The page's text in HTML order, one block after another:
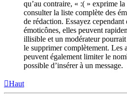
qu’au contraire, « :( » exprime
consulter la liste complète des
de rédaction. Essayez cependant
émoticônes, elles peuvent
illisible et un modérateur
le supprimer complètement. Les
peuvent également limiter le
possible d’insérer à un message.
Haut